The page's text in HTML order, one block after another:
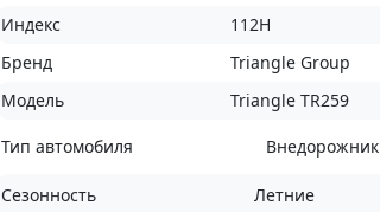
Индекс
112H
Бренд
Triangle Group
Модель
Triangle TR259
Тип автомобиля Внедорожник
Сезонность
Летние